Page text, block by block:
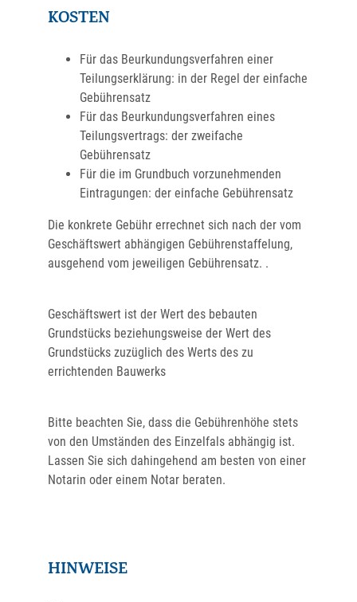
KOSTEN
Für das Beurkundungsverfahren einer
Teilungserklärung: in der Regel der einfache
Gebührensatz
Für das Beurkundungsverfahren eines
Teilungsvertrags: der zweifache
Gebührensatz
Für die im Grundbuch vorzunehmenden
Eintragungen: der einfache Gebührensatz
Die konkrete Gebühr errechnet sich nach der vom
Geschäftswert abhängigen Gebührenstaffelung,
ausgehend vom jeweiligen Gebührensatz. .
Geschäftswert ist der Wert des bebauten
Grundstücks beziehungsweise der Wert des
Grundstücks zuzüglich des Werts des zu
errichtenden Bauwerks
Bitte beachten Sie, dass die Gebührenhöhe stets
von den Umständen des Einzelfals abhängig ist.
Lassen Sie sich dahingehend am besten von einer
Notarin oder einem Notar beraten.
HINWEISE